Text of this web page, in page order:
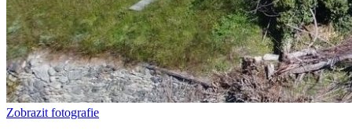
Zobrazit fotografie